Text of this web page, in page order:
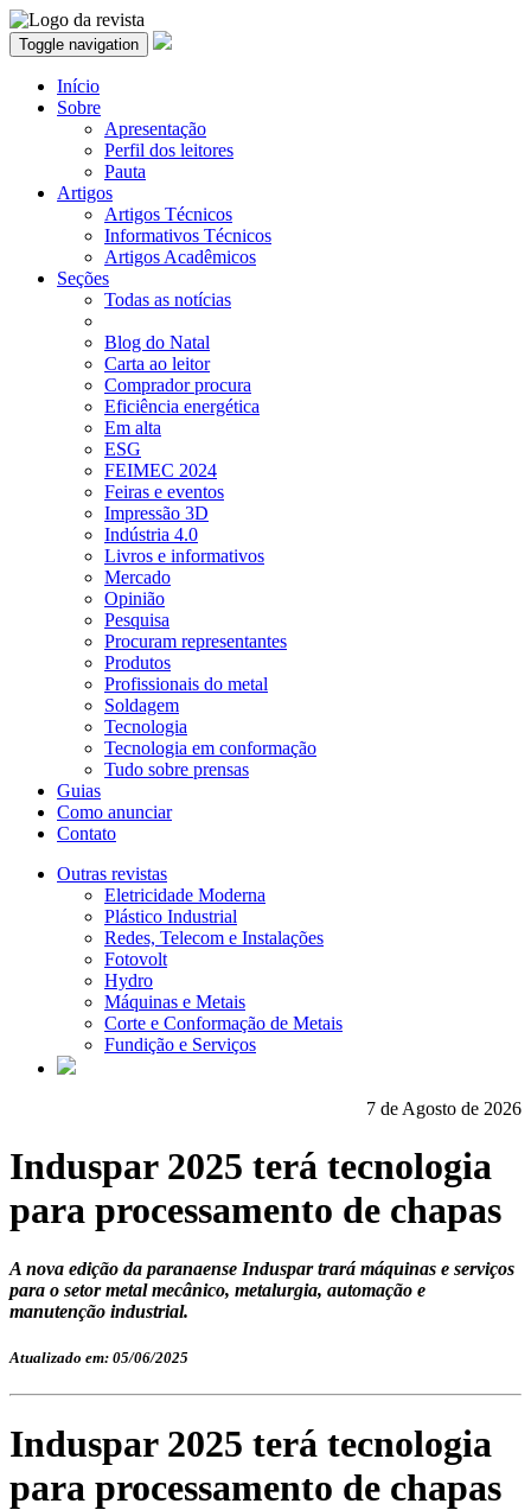
Toggle navigation
Início
Sobre
Apresentação
Perfil dos leitores
Pauta
Artigos
Artigos Técnicos
Informativos Técnicos
Artigos Acadêmicos
Seções
Todas as notícias
Blog do Natal
Carta ao leitor
Comprador procura
Eficiência energética
Em alta
ESG
FEIMEC 2024
Feiras e eventos
Impressão 3D
Indústria 4.0
Livros e informativos
Mercado
Opinião
Pesquisa
Procuram representantes
Produtos
Profissionais do metal
Soldagem
Tecnologia
Tecnologia em conformação
Tudo sobre prensas
Guias
Como anunciar
Contato
Outras revistas
Eletricidade Moderna
Plástico Industrial
Redes, Telecom e Instalações
Fotovolt
Hydro
Máquinas e Metais
Corte e Conformação de Metais
Fundição e Serviços
7 de Agosto de 2026
Induspar 2025 terá tecnologia
para processamento de chapas
A nova edição da paranaense Induspar trará máquinas e serviços
para o setor metal mecânico, metalurgia, automação e
manutenção industrial.
Atualizado em: 05/06/2025
Induspar 2025 terá tecnologia
para processamento de chapas